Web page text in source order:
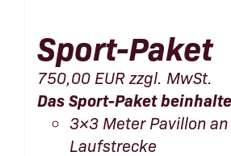
Sport-Paket
750,00 EURzzgl. MwSt.
Das Sport-Paket
3×3 Meter Pavillon
Laufstrecke